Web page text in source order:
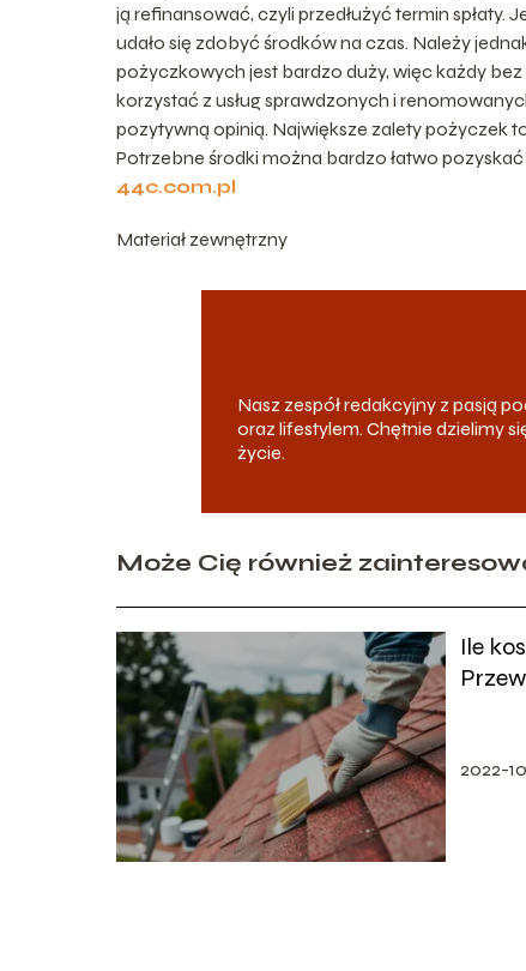
ją refinansować, czyli przedłużyć termin
udało się zdobyć środków na czas. Należy
pożyczkowych jest bardzo duży, więc każdy
korzystać z usług sprawdzonych i
pozytywną opinią. Największe zalety pożyczek
Potrzebne środki można bardzo łatwo
44c.com.pl
Materiał zewnętrzny
Nasz zespół redakcyjny z pasją
oraz lifestylem. Chętnie dzielimy
życie.
Może Cię również
Ile
2022-